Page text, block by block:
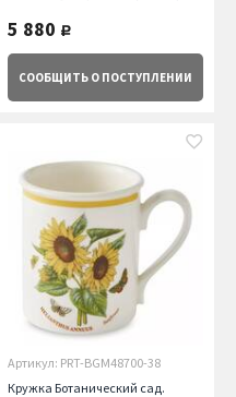
5 880 руб.
СООБЩИТЬ О ПОСТУПЛЕНИИ
Артикул: PRT-BGM48700-38
Кружка Ботанический сад.